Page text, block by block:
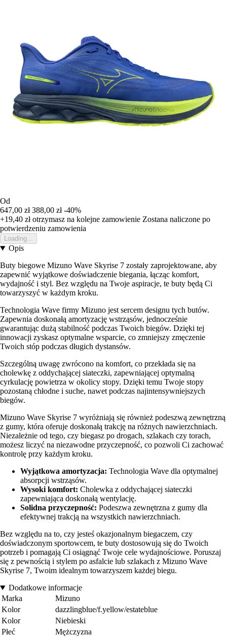
Od
647,00 zł 388,00 zł -40%
+19,40 złotrzymasz na kolejne zamowienie Zostana naliczone po
potwierdzeniu zamowienia
Loading...
Opis
Buty biegowe Mizuno Wave Skyrise 7 zostały zaprojektowane, aby
zapewnić wyjątkowe doświadczenie biegania, łącząc komfort,
wydajność i styl. Bez względu na Twoje aspiracje, te buty będą Ci
towarzyszyć w każdym kroku.
Technologia Wave firmy Mizuno jest sercem designu tych butów.
Zapewnia doskonałą amortyzację wstrząsów, jednocześnie
gwarantując dużą stabilność podczas Twoich biegów. Dzięki tej
innowacji zyskasz optymalne wsparcie, co zmniejszy zmęczenie
Twoich stóp podczas długich dystansów.
Szczególną uwagę zwrócono na komfort, co przekłada się na
cholewkę z oddychającej siateczki, zapewniającej optymalną
cyrkulację powietrza w okolicy stopy. Dzięki temu Twoje stopy
pozostaną chłodne i suche, nawet podczas najintensywniejszych
biegów.
Mizuno Wave Skyrise 7 wyróżniają się również podeszwą zewnętrzną
z gumy, która oferuje doskonałą trakcję na różnych nawierzchniach.
Niezależnie od tego, czy biegasz po drogach, szlakach czy torach,
możesz liczyć na niezawodne przyczepność, co pozwoli Ci zachować
kontrolę przy każdym kroku.
Wyjątkowa amortyzacja: Technologia Wave dla optymalnej
absorpcji wstrząsów.
Wysoki komfort: Cholewka z oddychającej siateczki
zapewniająca doskonałą wentylację.
Solidna przyczepność: Podeszwa zewnętrzna z gumy dla
efektywnej trakcją na wszystkich nawierzchniach.
Bez względu na to, czy jesteś okazjonalnym biegaczem, czy
doświadczonym sportowcem, te buty dostosowują się do Twoich
potrzeb i pomagają Ci osiągnąć Twoje cele wydajnościowe. Poruszaj
się z pewnością i stylem po asfalcie lub szlakach z Mizuno Wave
Skyrise 7, Twoim idealnym towarzyszem każdej biegu.
Dodatkowe informacje
Marka
Mizuno
Kolor
dazzlingblue/f.yellow/estateblue
Kolor
Niebieski
Płeć
Mężczyzna